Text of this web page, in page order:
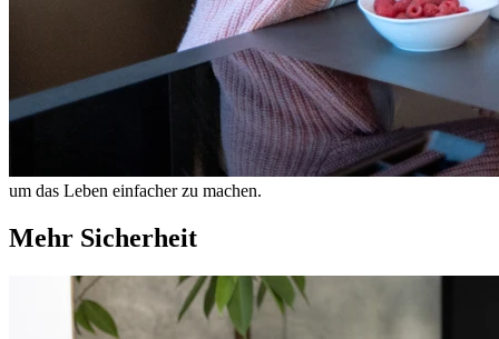
um das Leben einfacher zu machen.
Mehr Sicherheit